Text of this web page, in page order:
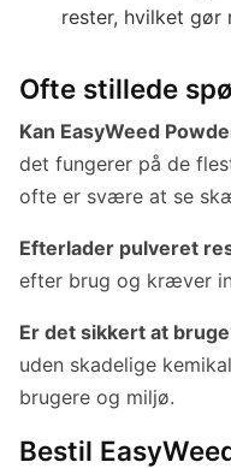
rester, hvilket gør
Ofte stillede
Kan EasyWeed
det fungerer på de
ofte er svære at se
Efterlader pulveret
efter brug og kræver
Er det sikkert at
uden skadelige
brugere og miljø.
Bestil